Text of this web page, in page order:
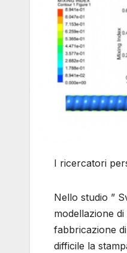
I ricercatori
Nello studio ”
modellazione
fabbricazione
difficile la